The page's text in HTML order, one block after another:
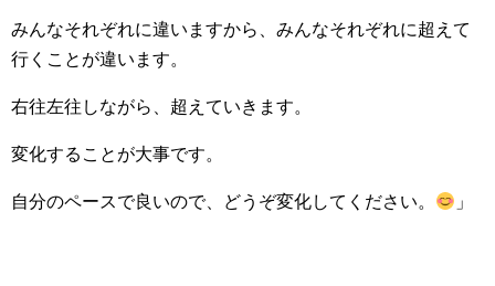
みんなそれぞれに違いますから、みんなそれぞれに超えて
行くことが違います。
右往左往しながら、超えていきます。
変化することが大事です。
自分のペースで良いので、どうぞ変化してください。 」